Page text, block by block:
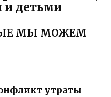
и детьми
МЫ МОЖЕМ
утраты